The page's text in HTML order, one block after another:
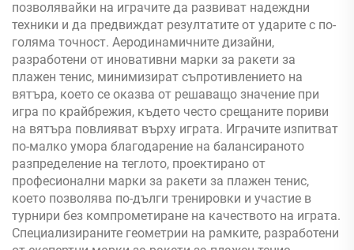
позволявайки на играчите да развиват надеждни
техники и да предвиждат резултатите от ударите с по-
голяма точност. Аеродинамичните дизайни,
разработени от иновативни марки за ракети за
плажен тенис, минимизират съпротивлението на
вятъра, което се оказва от решаващо значение при
игра по крайбрежия, където често срещаните пориви
на вятъра повлияват върху играта. Игрaчите изпитват
по-малко умора благодарение на балансираното
разпределение на теглото, проектирано от
професионални марки за ракети за плажен тенис,
което позволява по-дълги тренировки и участие в
турнири без компрометиране на качеството на играта.
Специализираните геометрии на рамките, разработени